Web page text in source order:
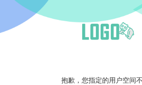
抱歉，您指定的用户空间